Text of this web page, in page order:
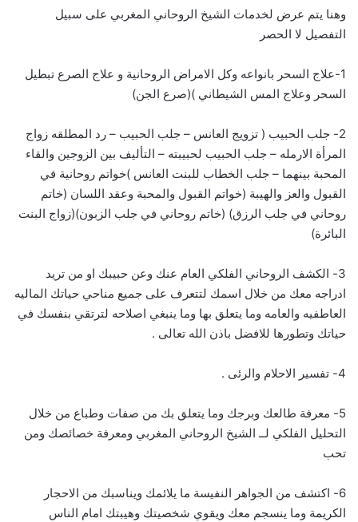
وهنا يتم عرض لخدمات الشيخ الروحاني المغربي على سبيل
التفصيل لا الحصر
1-علاج السحر بانواعه وكل الامراض الروحانية و علاج الصرع تبطيل
السحر وعلاج المس الشيطاني )(صرع الجن)
2- جلب الحبيب ( تزويج العانس – جلب الحبيب – رد المطلقه زواج
المرأة الارمله – جلب الحبيب لحبيبته – التأليف بين الزوجين والقاء
المحبة بينهما – جلب الخطاب للبنت العانس )خواتم روحانية في
القبول والعز والهيبة (خواتم القبول والمحبة وعقد اللسان (خاتم
روحاني في جلب الرزق) (خاتم روحاني في جلب الزبون)(زواج البنت
البائرة)
3- الكشف الروحاني الفلكي العام عنك وعن حبيبك او من تريد
ادراجه معك من خلال اسمك لتتعرف على جميع مناحي حياتك الماليه
العاطفيه والعامه وما يتعلق بها وما ينبغي اصلاحه لترتقي بنفسك في
حياتك وتطورها للافضل باذن الله تعالى .
4- تفسير الاحلام والرئى .
5- معرفة طالعك وبرجك وما يتعلق بك من صفات وطباع من خلال
التحليل الفلكي لــ الشيخ الروحاني المغربي ومعرفة خصائصك ومن
تحب
6- اكتشف من الجواهر النفيسة ما يلائمك ويناسبك من الاحجار
الكريمة وما ينسجم معك ويقوي شخصيتك وهيبتك امام الناس